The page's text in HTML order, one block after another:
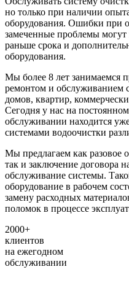
но только при наличии
оборудования. Ошибки при
замеченные проблемы
раньше срока и
оборудования.
Мы более 8 лет занимаемся
ремонтом и обслуживанием
домов, квартир,
Сегодня у нас на
обслуживании находится
системами водоочистки
Мы предлагаем как разовое
так и заключение договора
обслуживание системы.
оборудование в рабочем
замену расходных
поломок в процессе
2000+
клиентов
на ежегодном
обслуживании